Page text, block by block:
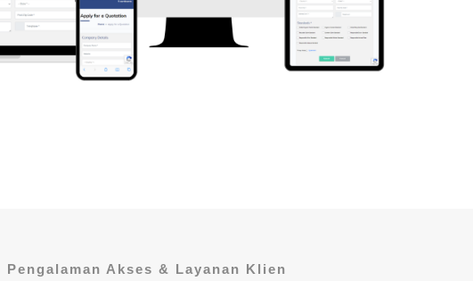
Pengalaman Akses & Layanan Klien